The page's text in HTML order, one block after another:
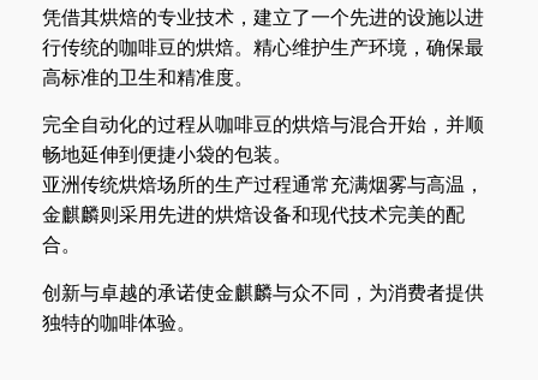
凭借其烘焙的专业技术，建立了一个先进的设施以进
行传统的咖啡豆的烘焙。精心维护生产环境，确保最
高标准的卫生和精准度。
完全自动化的过程从咖啡豆的烘焙与混合开始，并顺
畅地延伸到便捷小袋的包装。
亚洲传统烘焙场所的生产过程通常充满烟雾与高温，
金麒麟则采用先进的烘焙设备和现代技术完美的配
合。
创新与卓越的承诺使金麒麟与众不同，为消费者提供
独特的咖啡体验。